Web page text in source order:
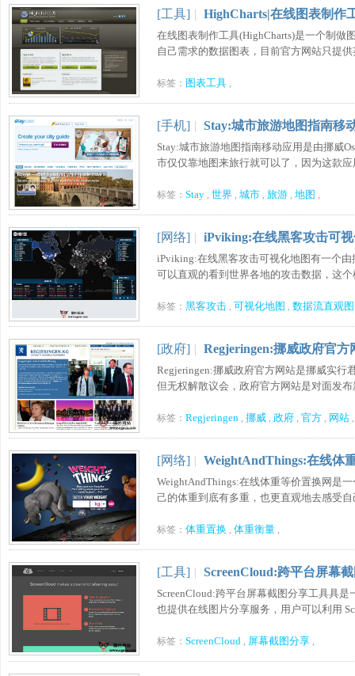
[工具] | HighCharts|在线图表制作
在线图表制作工具(HighCharts)是一个制做
自己需求的数据图表，目前官方网站只提
标签： 图表工具 ,
[手机] | Stay:城市旅游地图指南移
Stay:城市旅游地图指南移动应用是由挪威
市仅仅靠地图来旅行就可以了，因为这款
标签： Stay , 世界 , 城市 , 旅游 , 地图 ,
[网络] | iPviking:在线黑客攻击可
iPviking:在线黑客攻击可视化地图有一个
可以直观的看到世界各地的攻击数据，这
标签： 黑客攻击 , 可视化地图 , 数据流直观图
[政府] | Regjeringen:挪威政府官方
Regjeringen:挪威政府官方网站是挪威实行
但无权解散议会，政府官方网站是对面发
标签： Regjeringen , 挪威 , 政府 , 官方 , 网站 ,
[网络] | WeightAndThings:在线体
WeightAndThings:在线体重等价置换网是
己的体重到底有多重，也更直观地去感受自
标签： 体重置换 , 体重衡量 ,
[工具] | ScreenCloud:跨平台屏幕
ScreenCloud:跨平台屏幕截图分享工具具
也提供在线图片分享服务，用户可以利用
标签： ScreenCloud , 屏幕截图分享 ,